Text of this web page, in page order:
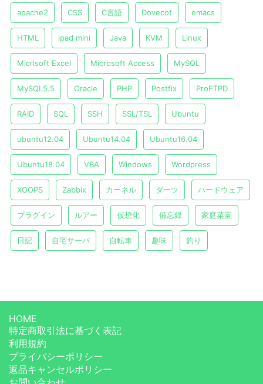
apache2 CSS C言語 Dovecot emacs
HTML ipad mini Java KVM Linux
Micrlsoft Excel Microsoft Access MySQL
MySQL5.5 Oracle PHP Postfix ProFTPD
RAID SQL SSH SSL/TSL Ubuntu
ubuntu12.04 Ubuntu14.04 Ubuntu16.04
Ubuntu18.04 VBA Windows Wordpress
XOOPS Zabbix カーネル ダーツ ハードウェア
プラグイン ルアー 仮想化 備忘録 家庭菜園
日記 自宅サーバ 自転車 趣味 釣り
HOME
特定商取引法に基づく表記
利用規約
プライバシーポリシー
返品キャンセルポリシー